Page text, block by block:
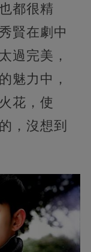
都很精
賢在劇中
過完美，
魅力中，
花，使
，沒想到